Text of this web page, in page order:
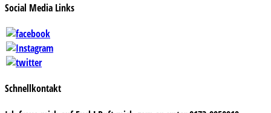
Social Media Links
Schnellkontakt